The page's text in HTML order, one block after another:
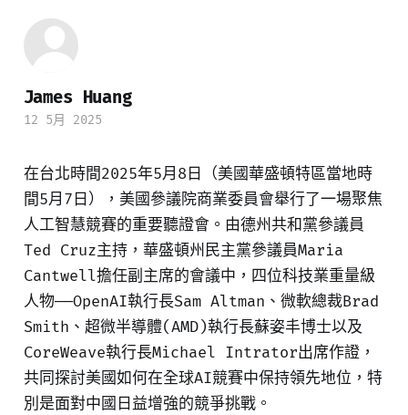
在台北時間2025年5月8日（美國華盛頓特區當地時
間5月7日），美國參議院商業委員會舉行了一場聚焦
人工智慧競賽的重要聽證會。由德州共和黨參議員
Ted Cruz主持，華盛頓州民主黨參議員Maria
Cantwell擔任副主席的會議中，四位科技業重量級
人物——OpenAI執行長Sam Altman、微軟總裁Brad
Smith、超微半導體(AMD)執行長蘇姿丰博士以及
CoreWeave執行長Michael Intrator出席作證，
共同探討美國如何在全球AI競賽中保持領先地位，特
別是面對中國日益增強的競爭挑戰。
James Huang
12 5月 2025